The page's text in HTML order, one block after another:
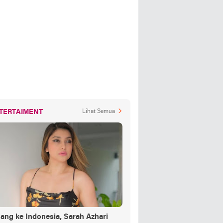
Lihat Semua
ke Indonesia, Sarah Azhari